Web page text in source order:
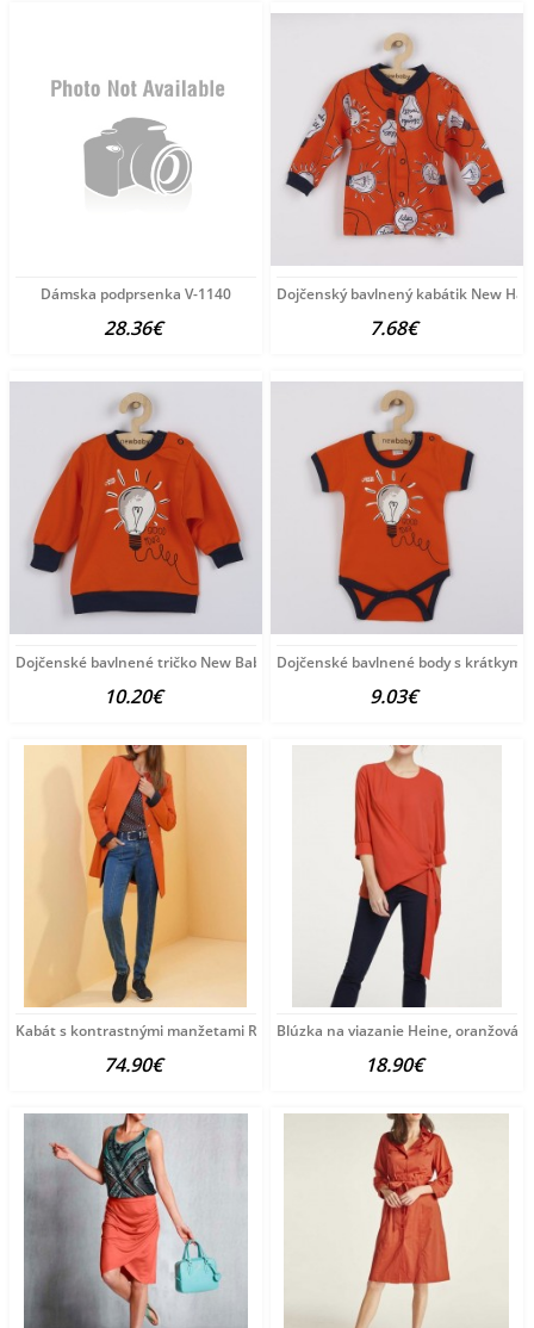
Dámska podprsenka V-1140
28.36€
Dojčenský bavlnený kabátik New
7.68€
Dojčenské bavlnené tričko New Baby Happy Bulbs oranžová
10.20€
Dojčenské bavlnené body s krátkym
9.03€
Kabát s kontrastnými manžetami Rick Cardona, oranžová
74.90€
Blúzka na viazanie Heine, oranžová
18.90€